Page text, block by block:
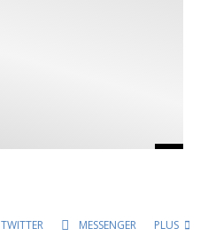
TWITTER MESSENGER PLUS